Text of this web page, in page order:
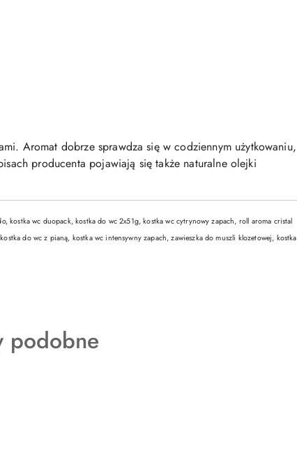
Aromat dobrze sprawdza się w codziennym użytkowaniu,
producenta pojawiają się także naturalne olejki
kostka wc duopack, kostka do wc 2x51g, kostka wc cytrynowy zapach, roll aroma cristal
do wc z pianą, kostka wc intensywny zapach, zawieszka do muszli klozetowej, kostka
podobne